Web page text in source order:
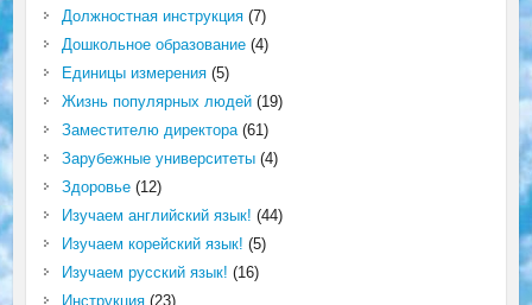
Должностная инструкция(7)
Дошкольное образование(4)
Единицы измерения(5)
Жизнь популярных людей(19)
Заместителю директора(61)
Зарубежные университеты(4)
Здоровье(12)
Изучаем английский язык! (44)
Изучаем корейский язык! (5)
Изучаем русский язык! (16)
Инструкция(23)